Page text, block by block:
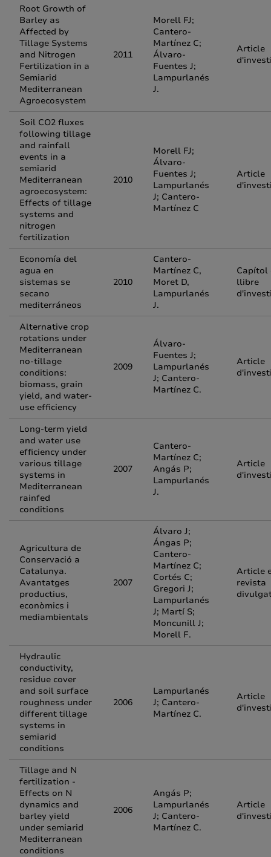
Root Growth of
Barley as
Affected by
Tillage Systems
and Nitrogen
Fertilization in a
Semiarid
Mediterranean
Agroecosystem
2011
Morell FJ;
Cantero-
Martínez C;
Álvaro-
Fuentes J;
Lampurlanés
J.
Article
Soil CO2 fluxes
following tillage
and rainfall
events in a
semiarid
Mediterranean
agroecosystem:
Effects of tillage
systems and
nitrogen
fertilization
2010
Morell FJ;
Álvaro-
Fuentes J;
Lampurlanés
J; Cantero-
Martínez C
Article
Economía del
agua en
sistemas se
secano
mediterráneos
2010
Cantero-
Martínez C,
Moret D,
Lampurlanés
J.
Capítol
llibre
Alternative crop
rotations under
Mediterranean
no-tillage
conditions:
biomass, grain
yield, and water-
use efficiency
2009
Álvaro-
Fuentes J;
Lampurlanés
J; Cantero-
Martínez C.
Article
Long-term yield
and water use
efficiency under
various tillage
systems in
Mediterranean
rainfed
conditions
2007
Cantero-
Martínez C;
Angás P;
Lampurlanés
J.
Article
Agricultura de
Conservació a
Catalunya.
Avantatges
productius,
econòmics i
mediambientals
2007
Álvaro J;
Ángas P;
Cantero-
Martínez C;
Cortés C;
Gregori J;
Lampurlanés
J; Martí S;
Moncunill J;
Morell F.
Article
revista
Hydraulic
conductivity,
residue cover
and soil surface
roughness under
different tillage
systems in
semiarid
conditions
2006
Lampurlanés
J; Cantero-
Martínez C.
Article
Tillage and N
fertilization -
Effects on N
dynamics and
barley yield
under semiarid
Mediterranean
conditions
2006
Angás P;
Lampurlanés
J; Cantero-
Martínez C.
Article